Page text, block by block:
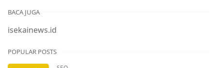
BACA JUGA
isekainews.id
POPULAR POSTS